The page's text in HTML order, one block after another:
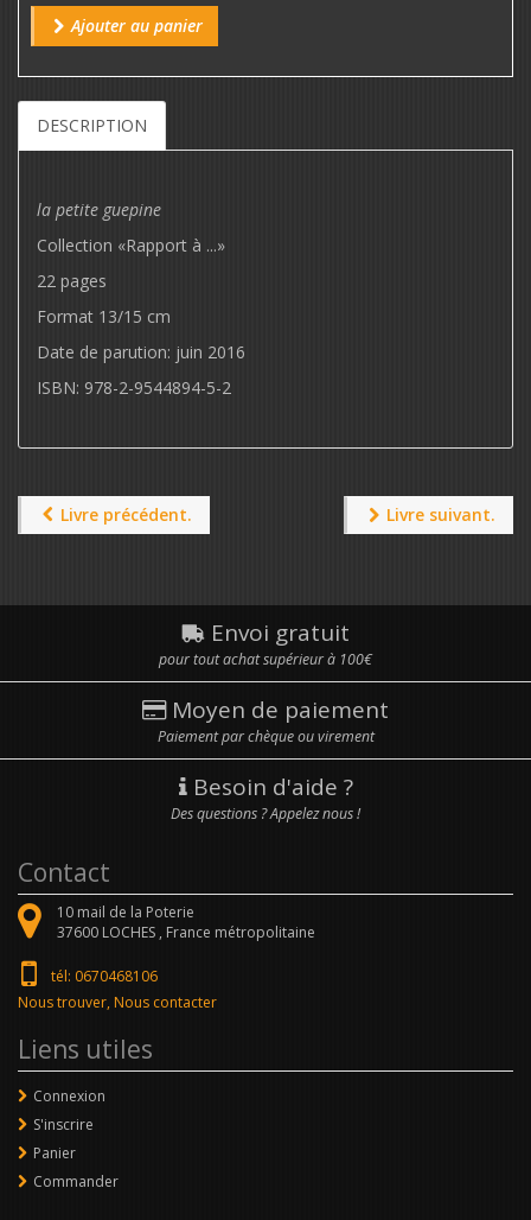
Ajouter au panier
DESCRIPTION
la petite guepine
Collection «Rapport à ...»
22 pages
Format 13/15 cm
Date de parution: juin 2016
ISBN: 978-2-9544894-5-2
Livre précédent. Livre suivant.
Envoi gratuit
pour tout achat supérieur à 100€
Moyen de paiement
Paiement par chèque ou virement
Besoin d'aide ?
Des questions ? Appelez nous !
Contact
10 mail de la Poterie
37600 LOCHES , France métropolitaine
tél: 0670468106
Nous trouver, Nous contacter
Liens utiles
Connexion
S'inscrire
Panier
Commander